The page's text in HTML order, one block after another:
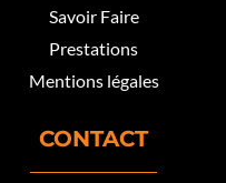
Savoir Faire
Prestations
Mentions légales
CONTACT